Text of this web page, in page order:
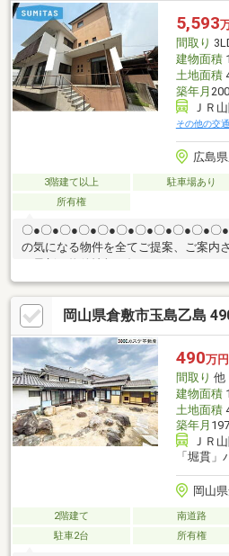
5,593
間取り
建物面積
土地面積
築年月
ＪＲ
その他の交通
広島
3階建て以上 駐車場あり
所有権
〇●〇●〇●〇●〇●〇●〇●〇●〇●〇●〇
の気になる物件を全てご提案、ご案内
で最新の物件情報を知りたい！まとめ
アーは【その場確定！ 見学予約する
い】〇●〇●〇●〇●〇●〇●〇●〇●〇●
立地 JR尾道駅：徒歩9分 スーパー、
活利便性抜群◇広大な土地（137坪超
ス！ 月極賃貸としても活用可能◇大
リート）造り建物面積57坪超でゆとり
岡山県倉敷市玉島乙島
490万円
間取り 他
建物面積
土地面積
築年月
ＪＲ
「堀貫」
岡山
2階建て 南道路
駐車2台
所有権